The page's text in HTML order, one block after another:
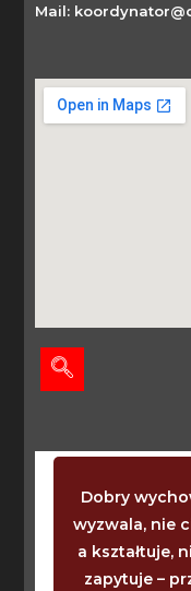
Mail:
Dobry
wyzwala, nie
a kształtuje,
zapytuje –